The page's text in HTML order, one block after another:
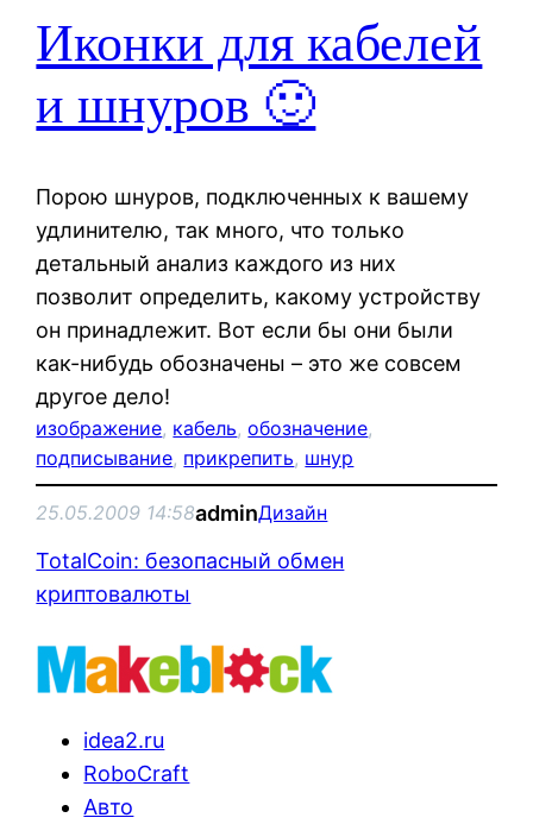
Иконки для кабелей
и шнуров 🙂
Порою шнуров, подключенных к вашему
удлинителю, так много, что только
детальный анализ каждого из них
позволит определить, какому устройству
он принадлежит. Вот если бы они были
как-нибудь обозначены – это же совсем
другое дело!
изображение, кабель, обозначение
подписывание, прикрепить, шнур
25.05.2009 14:58adminДизайн
TotalCoin: безопасный обмен
криптовалюты
idea2.ru
RoboCraft
Авто